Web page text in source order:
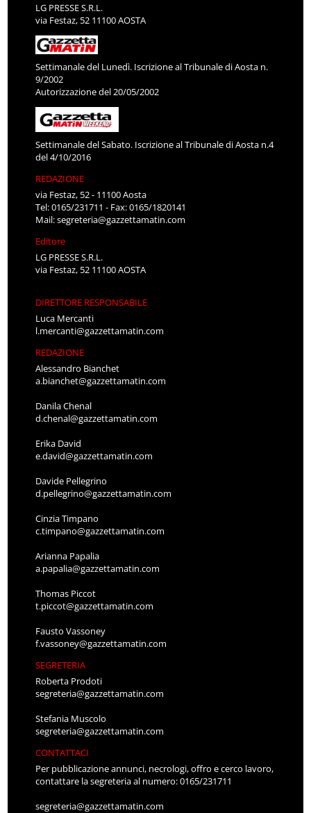
LG PRESSE S.R.L.
via Festaz, 52 11100 AOSTA
Settimanale del Lunedì. Iscrizione al Tribunale di Aosta n.
9/2002
Autorizzazione del 20/05/2002
Settimanale del Sabato. Iscrizione al Tribunale di Aosta n.4
del 4/10/2016
REDAZIONE
via Festaz, 52 - 11100 Aosta
Tel: 0165/231711 - Fax: 0165/1820141
Mail:segreteria@gazzettamatin.com
Editore
LG PRESSE S.R.L.
via Festaz, 52 11100 AOSTA
DIRETTORE RESPONSABILE
Luca Mercanti
l.mercanti@gazzettamatin.com
REDAZIONE
Alessandro Bianchet
a.bianchet@gazzettamatin.com
Danila Chenal
d.chenal@gazzettamatin.com
Erika David
e.david@gazzettamatin.com
Davide Pellegrino
d.pellegrino@gazzettamatin.com
Cinzia Timpano
c.timpano@gazzettamatin.com
Arianna Papalia
a.papalia@gazzettamatin.com
Thomas Piccot
t.piccot@gazzettamatin.com
Fausto Vassoney
f.vassoney@gazzettamatin.com
SEGRETERIA
Roberta Prodoti
segreteria@gazzettamatin.com
Stefania Muscolo
segreteria@gazzettamatin.com
CONTATTACI
Per pubblicazione annunci, necrologi, offro e cerco lavoro,
contattare la segreteria al numero: 0165/231711
segreteria@gazzettamatin.com